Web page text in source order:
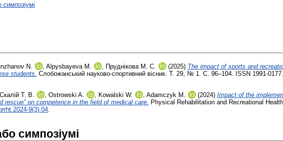
N. , Alpysbayeva M. , Пруднікова М. С. (2025) The impact of sports and
students. Слобожанський науково-спортивний вісник. Т. 29, № 1. С. 96–104. ISSN 1991-
Скалій Т. В. , Ostrowski A. , Kowalski W. , Adamczyk M. (2024) Impact of the
rescue” on competence in the field of medical care. Physical Rehabilitation and Recreational
9(3).04.
симпозіумі